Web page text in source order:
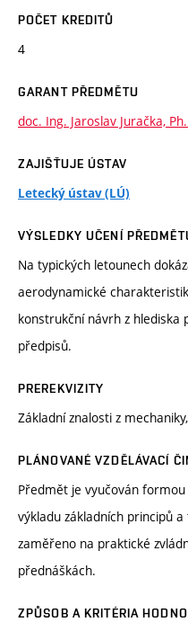
POČET KREDITŮ
4
GARANT PŘEDMĚTU
doc. Ing. Jaroslav Juračka,
ZAJIŠŤUJE ÚSTAV
Letecký ústav (LÚ)
VÝSLEDKY UČENÍ
Na typických letounech
aerodynamické
konstrukční návrh z hlediska
předpisů.
PREREKVIZITY
Základní znalosti z
PLÁNOVANÉ VZDĚLÁVACÍ
Předmět je vyučován
výkladu základních principů
zaměřeno na praktické
přednáškách.
ZPŮSOB A KRITÉRIA